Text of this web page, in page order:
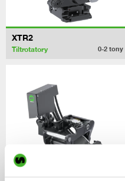
XTR2
Tiltrotatory 0-2 tony